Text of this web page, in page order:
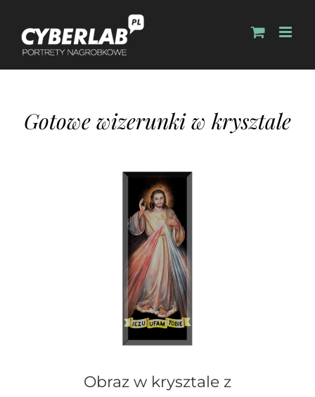
Gotowe wizerunki w krysztale
Obraz w krysztale z